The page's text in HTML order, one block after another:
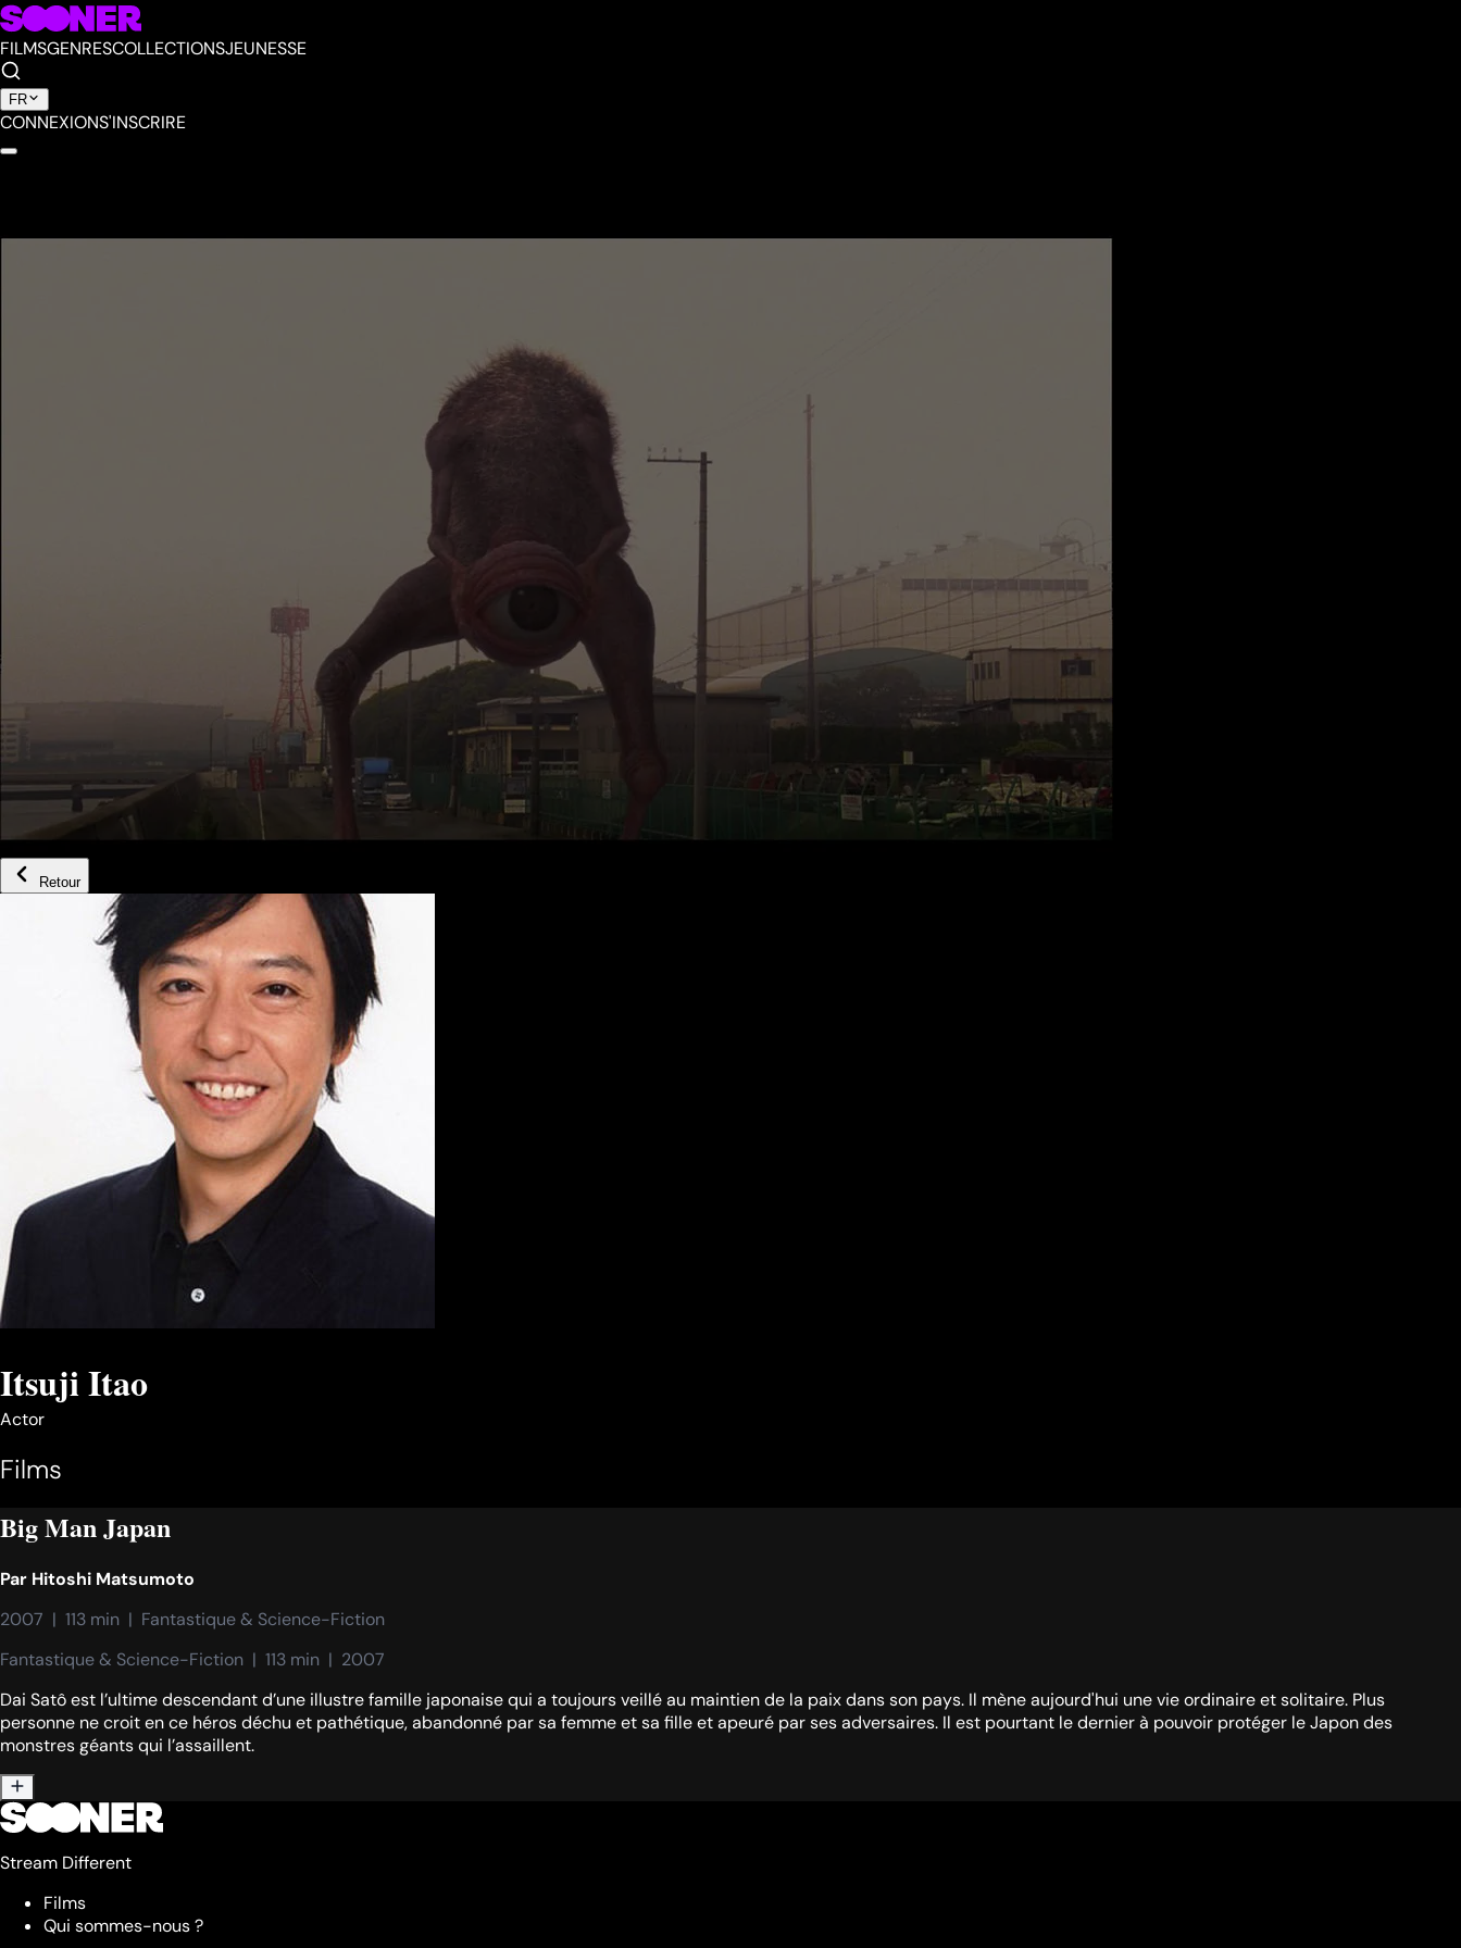
FILMSGENRESCOLLECTIONSJEUNESSE
FR
CONNEXIONS'INSCRIRE
Retour
Itsuji Itao
Actor
Films
Big Man Japan
Par Hitoshi Matsumoto
2007  |  113 min  |  Fantastique & Science-Fiction
Fantastique & Science-Fiction  |  113 min  |  2007
Dai Satô est l’ultime descendant d’une illustre famille japonaise qui a toujours veillé au maintien de la paix dans son pays. Il mène aujourd'hui une vie ordinaire et solitaire. Plus
personne ne croit en ce héros déchu et pathétique, abandonné par sa femme et sa fille et apeuré par ses adversaires. Il est pourtant le dernier à pouvoir protéger le Japon des
monstres géants qui l’assaillent.
Stream Different
Films
Qui sommes-nous ?